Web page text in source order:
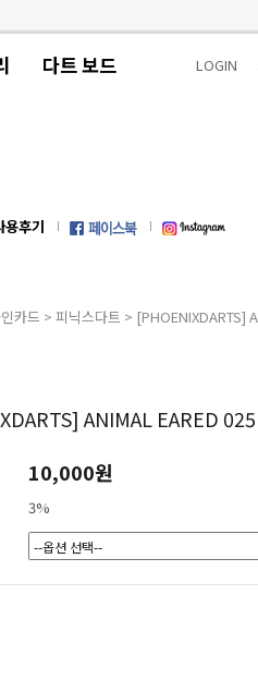
다트 보드 LOGIN
용후기
카드 > 피닉스다트 > [PHOENIXDARTS]
ANIMAL EARED
10,000원
3%